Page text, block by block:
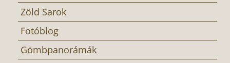
Zöld Sarok
Fotóblog
Gömbpanorámák